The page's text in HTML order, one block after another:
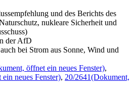
und des Berichts des
nukleare Sicherheit und
der AfD
bei Strom aus Sonne, Wind und
öffnet ein neues Fenster),
neues Fenster), 20/2641(Dokument,